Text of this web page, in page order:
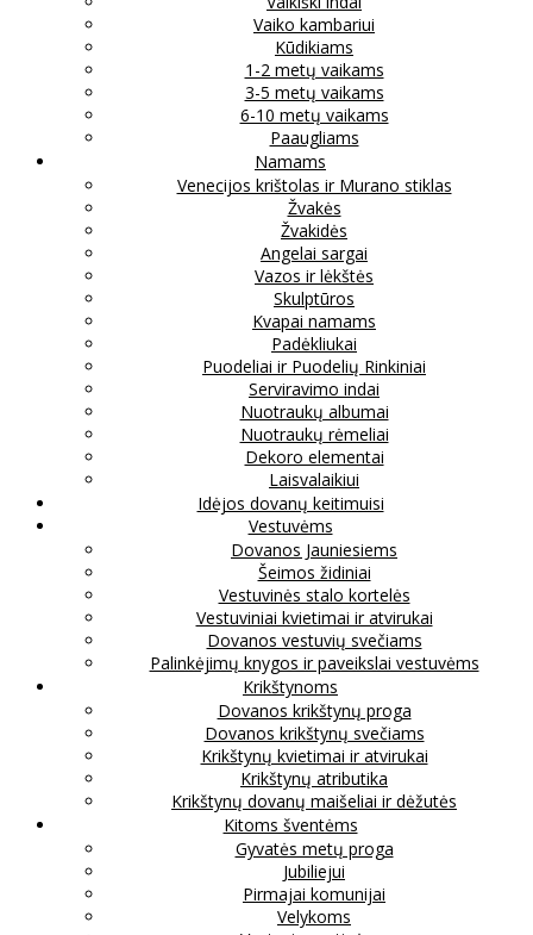
Vaiko kambariui
Kūdikiams
1-2 metų vaikams
3-5 metų vaikams
6-10 metų vaikams
Paaugliams
Namams
Venecijos krištolas ir Murano stiklas
Žvakės
Žvakidės
Angelai sargai
Vazos ir lėkštės
Skulptūros
Kvapai namams
Padėkliukai
Puodeliai ir Puodelių Rinkiniai
Serviravimo indai
Nuotraukų albumai
Nuotraukų rėmeliai
Dekoro elementai
Laisvalaikiui
Idėjos dovanų keitimuisi
Vestuvėms
Dovanos Jauniesiems
Šeimos židiniai
Vestuvinės stalo kortelės
Vestuviniai kvietimai ir atvirukai
Dovanos vestuvių svečiams
Palinkėjimų knygos ir paveikslai vestuvėms
Krikštynoms
Dovanos krikštynų proga
Dovanos krikštynų svečiams
Krikštynų kvietimai ir atvirukai
Krikštynų atributika
Krikštynų dovanų maišeliai ir dėžutės
Kitoms šventėms
Gyvatės metų proga
Jubiliejui
Pirmajai komunijai
Velykoms